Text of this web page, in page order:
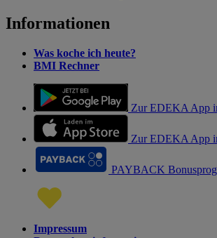
Informationen
Was koche ich heute?
BMI Rechner
Zur EDEKA App
Zur EDEKA App
PAYBACK
Impressum